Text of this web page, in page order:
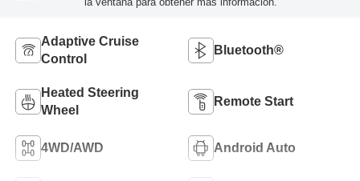
Adaptive Cruise
Control
Bluetooth®
Heated Steering
Wheel
Remote Start
4WD/AWD Android Auto